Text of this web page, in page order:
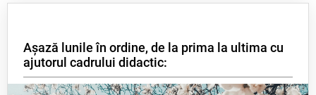
Așază lunile în ordine, de la prima la ultima cu
ajutorul cadrului didactic: